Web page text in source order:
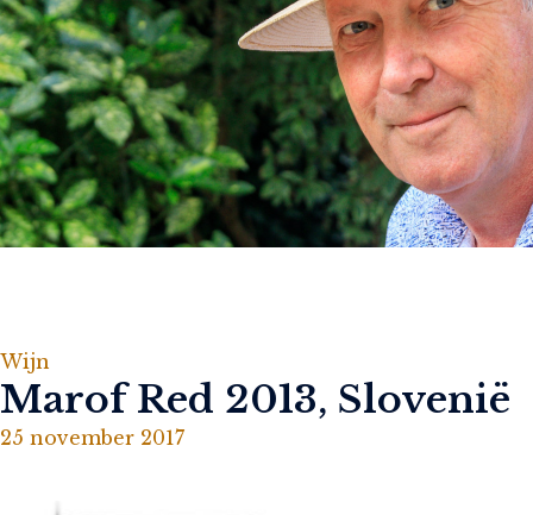
Wijn
Marof Red 2013, Slovenië
25 november 2017